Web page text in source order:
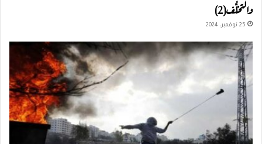
والتخلُّف(2)
25 نوفمبر، 2024